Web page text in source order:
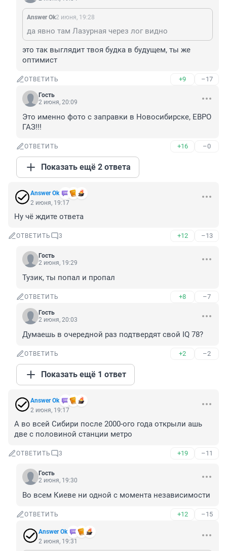
Answer Ok2 июня, 19:28
да явно там Лазурная через лог видно
это так выглядит твоя будка в будущем, ты же
оптимист
ОТВЕТИТЬ +9 –17
Гость
2 июня, 20:09
Это именно фото с заправки в Новосибирске, ЕВРО
ГАЗ!!!
ОТВЕТИТЬ +16 –0
Показать ещё 2 ответа
Answer Ok
2 июня, 19:17
Ну чё ждите ответа
ОТВЕТИТЬ 3 +12 –13
Гость
2 июня, 19:29
Тузик, ты попал и пропал
ОТВЕТИТЬ +8 –7
Гость
2 июня, 20:03
Думаешь в очередной раз подтвердят свой IQ 78?
ОТВЕТИТЬ +2 –2
Показать ещё 1 ответ
Answer Ok
2 июня, 19:17
А во всей Сибири после 2000-ого года открыли ашь
две с половиной станции метро
ОТВЕТИТЬ 3 +19 –11
Гость
2 июня, 19:30
Во всем Киеве ни одной с момента независимости
ОТВЕТИТЬ +12 –15
Answer Ok
2 июня, 19:31